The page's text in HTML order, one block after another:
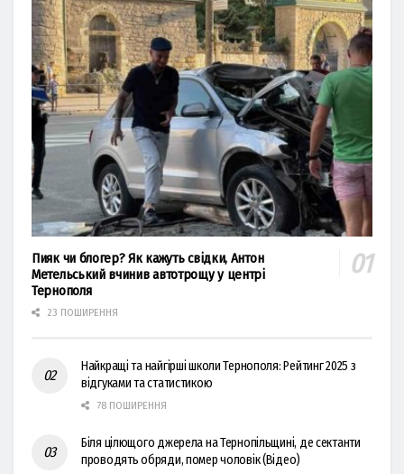
Пияк чи блогер? Як кажуть свідки, Антон
Метельський вчинив автотрощу у центрі
Тернополя
23 ПОШИРЕННЯ
Найкращі та найгірші школи Тернополя: Рейтинг 2025 з
відгуками та статистикою
78 ПОШИРЕННЯ
Біля цілющого джерела на Тернопільщині, де сектанти
проводять обряди, помер чоловік (Відео)